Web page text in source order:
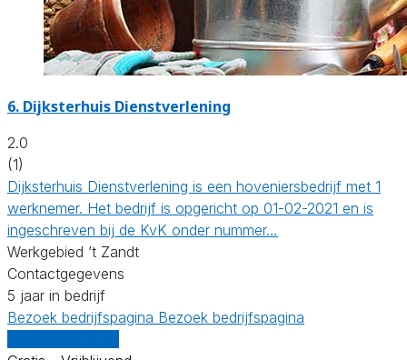
6. Dijksterhuis Dienstverlening
2.0
(1)
Dijksterhuis Dienstverlening is een hoveniersbedrijf met 1
werknemer. Het bedrijf is opgericht op 01-02-2021 en is
ingeschreven bij de KvK onder nummer…
Werkgebied ’t Zandt
Contactgegevens
5 jaar in bedrijf
Bezoek bedrijfspagina Bezoek bedrijfspagina